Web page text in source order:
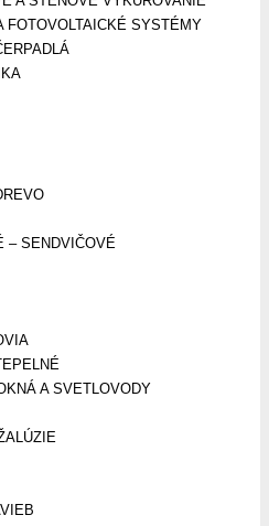
FOTOVOLTAICKÉ SYSTÉMY
– SENDVIČOVÉ
A SVETLOVODY